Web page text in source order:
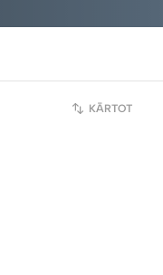
KĀRTOT